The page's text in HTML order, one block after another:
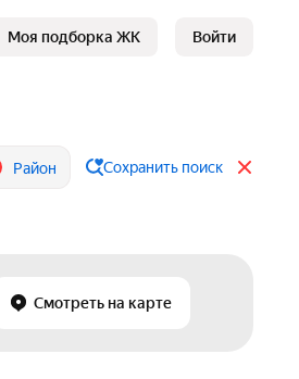
Моя подборка ЖК Войти
Район Сохранить поиск
Смотреть на карте